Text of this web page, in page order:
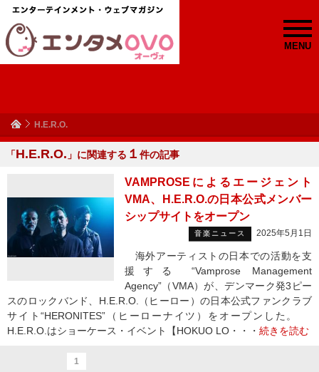
MENU
H.E.R.O.
「H.E.R.O. 」に関連する １ 件の記事
VAMPROSEによるエージェント
VMA、H.E.R.O.の日本公式メンバー
シップサイトをオープン
音楽ニュース 2025年5月1日
海外アーティストの日本での活動を支
援する “Vamprose Management
Agency”（VMA）が、デンマーク発3ピー
スのロックバンド、H.E.R.O.（ヒーロー）の日本公式ファンクラブ
サイト“HERONITES”（ヒーローナイツ）をオープンした。
H.E.R.O.はショーケース・イベント【HOKUO LO・・・ 続きを読む
1